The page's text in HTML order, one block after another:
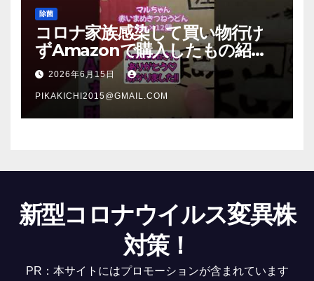
除菌
コロナ家族感染して買い物行け
ずAmazonで購入したもの紹
介 #Shorts
2026年6月15日
PIKAKICHI2015@GMAIL.COM
新型コロナウイルス変異株
対策！
PR：本サイトにはプロモーションが含まれています